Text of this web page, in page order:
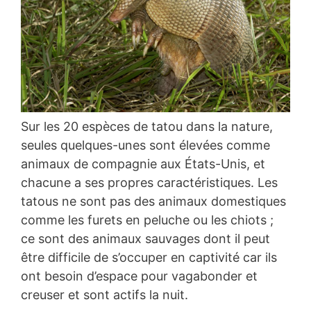
Sur les 20 espèces de tatou dans la nature,
seules quelques-unes sont élevées comme
animaux de compagnie aux États-Unis, et
chacune a ses propres caractéristiques. Les
tatous ne sont pas des animaux domestiques
comme les furets en peluche ou les chiots ;
ce sont des animaux sauvages dont il peut
être difficile de s’occuper en captivité car ils
ont besoin d’espace pour vagabonder et
creuser et sont actifs la nuit.